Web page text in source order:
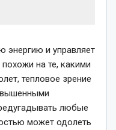
энергию и управляет
на те, какими
тепловое зрение
любые
может одолеть